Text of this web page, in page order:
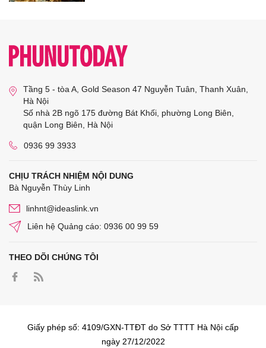
Tầng 5 - tòa A, Gold Season 47 Nguyễn Tuân, Thanh Xuân,
Hà Nội
Số nhà 2B ngõ 175 đường Bát Khối, phường Long Biên,
quận Long Biên, Hà Nội
0936 99 3933
CHỊU TRÁCH NHIỆM NỘI DUNG
Bà Nguyễn Thùy Linh
linhnt@ideaslink.vn
Liên hệ Quảng cáo: 0936 00 99 59
THEO DÕI CHÚNG TÔI
Giấy phép số: 4109/GXN-TTĐT do Sở TTTT Hà Nội cấp
ngày 27/12/2022